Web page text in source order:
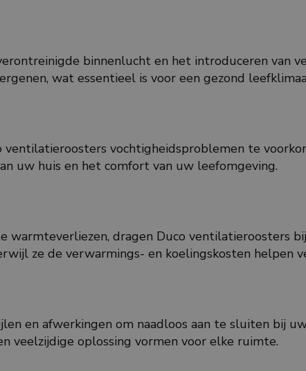
binnenlucht en het introduceren van
wat essentieel is voor een gezond
vochtigheidsproblemen te
uw huis en het comfort van uw leefomgeving.
dragen Duco ventilatieroosters
ze de verwarmings- en koelingskosten helpen
en afwerkingen om naadloos aan te sluiten bij
veelzijdige oplossing vormen voor elke ruimte.